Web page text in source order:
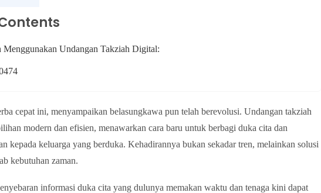
Menggunakan Undangan Takziah Digital:
cepat ini, menyampaikan belasungkawa pun telah berevolusi. Undangan takziah
modern dan efisien, menawarkan cara baru untuk berbagi duka cita dan
kepada keluarga yang berduka. Kehadirannya bukan sekadar tren, melainkan solusi
kebutuhan zaman.
informasi duka cita yang dulunya memakan waktu dan tenaga kini dapat